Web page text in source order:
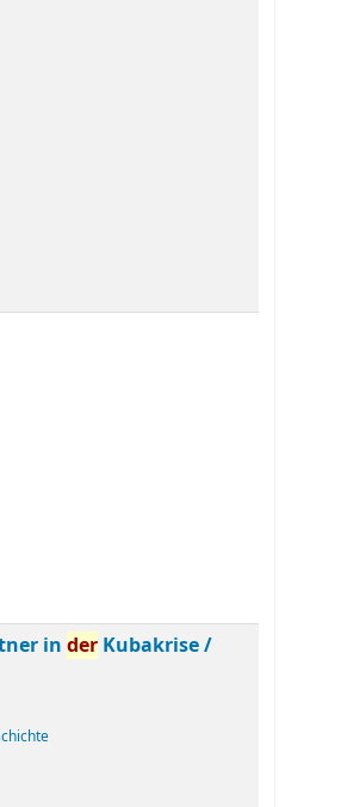
inder Kubakrise /